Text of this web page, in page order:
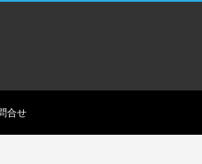
合せ